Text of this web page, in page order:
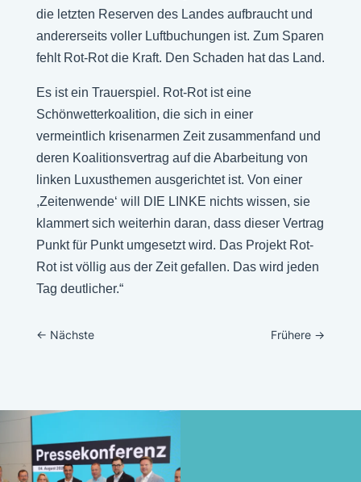
die letzten Reserven des Landes aufbraucht und
andererseits voller Luftbuchungen ist. Zum Sparen
fehlt Rot-Rot die Kraft. Den Schaden hat das Land.
Es ist ein Trauerspiel. Rot-Rot ist eine
Schönwetterkoalition, die sich in einer
vermeintlich krisenarmen Zeit zusammenfand und
deren Koalitionsvertrag auf die Abarbeitung von
linken Luxusthemen ausgerichtet ist. Von einer
,Zeitenwende‘ will DIE LINKE nichts wissen, sie
klammert sich weiterhin daran, dass dieser Vertrag
Punkt für Punkt umgesetzt wird. Das Projekt Rot-
Rot ist völlig aus der Zeit gefallen. Das wird jeden
Tag deutlicher.“
← Nächste Frühere →